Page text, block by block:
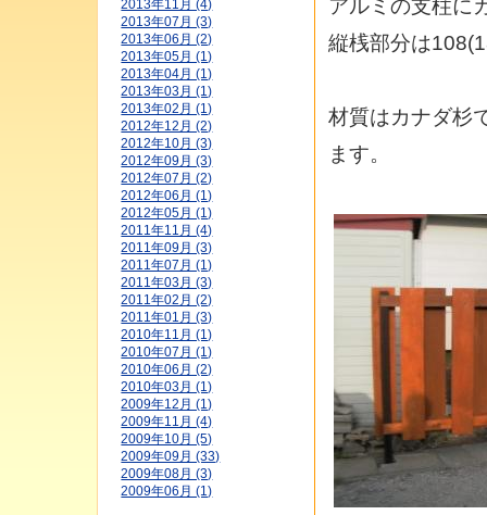
アルミの支柱に
縦桟部分は
材質はカナダ杉
ます。
2013年11月 (4)
2013年07月 (3)
2013年06月 (2)
2013年05月 (1)
2013年04月 (1)
2013年03月 (1)
2013年02月 (1)
2012年12月 (2)
2012年10月 (3)
2012年09月 (3)
2012年07月 (2)
2012年06月 (1)
2012年05月 (1)
2011年11月 (4)
2011年09月 (3)
2011年07月 (1)
2011年03月 (3)
2011年02月 (2)
2011年01月 (3)
2010年11月 (1)
2010年07月 (1)
2010年06月 (2)
2010年03月 (1)
2009年12月 (1)
2009年11月 (4)
2009年10月 (5)
2009年09月 (33)
2009年08月 (3)
2009年06月 (1)